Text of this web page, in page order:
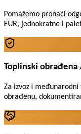
Pomažemo pronaći
EUR, jednokratne i
Toplinski obrađena
Za izvoz i
obrađenu,